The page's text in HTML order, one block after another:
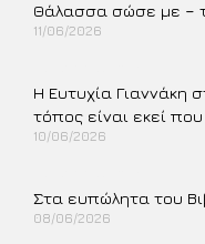
Θάλασσα σώσε με –
11/06/2026
Η Ευτυχία Γιαννάκη
τόπος είναι εκεί
10/06/2026
Στα ευπώλητα του
08/06/2026